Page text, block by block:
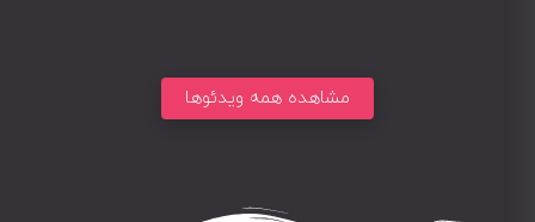
مشاهده همه ویدئوها